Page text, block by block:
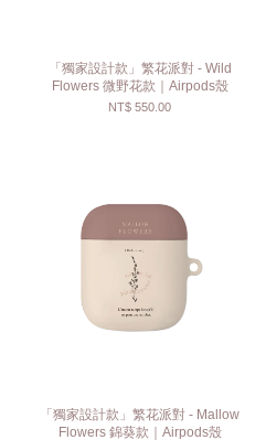
「獨家設計款」繁花派對 - Wild
Flowers 微野花款｜Airpods殼
NT$ 550.00
「獨家設計款」繁花派對 - Mallow
Flowers 錦葵款｜Airpods殼